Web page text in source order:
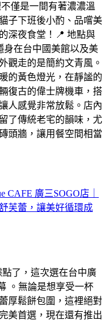
僅是一間有著濃濃溫
子下班後小酌、品嚐美
深夜食堂！📍 地點與
身在台中國美館以及美
觀走的是簡約文青風。
的黃色燈光，在靜謐的
復古的偉士牌機車，搭
人感覺非常放鬆。店內
了傳統老宅的韻味，尤
頭牆，讓用餐空間相當
CAFE 廣三SOGO店｜
芙蕾，讓美好循環成
點了，這次選在台中廣
。無論是想享受一杯
厚鬆餅包圍，這裡絕對
美首選，現在還有推出